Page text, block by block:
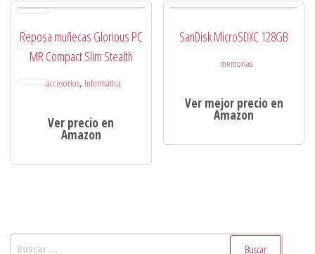
Reposa muñecas Glorious PC
MR Compact Slim Stealth
accesorios, informática
Ver precio en
Amazon
SanDisk MicroSDXC 128GB
memorias
Ver mejor precio en
Amazon